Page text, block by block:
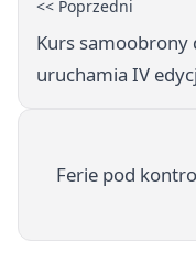
<< Poprzedni
Kurs samoobrony
uruchamia IV
Ferie pod